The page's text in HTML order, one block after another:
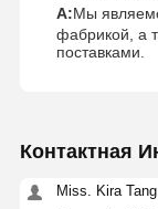
А:Мы
фабрикой, а
поставками.
Контактная
Miss. Kira Tang